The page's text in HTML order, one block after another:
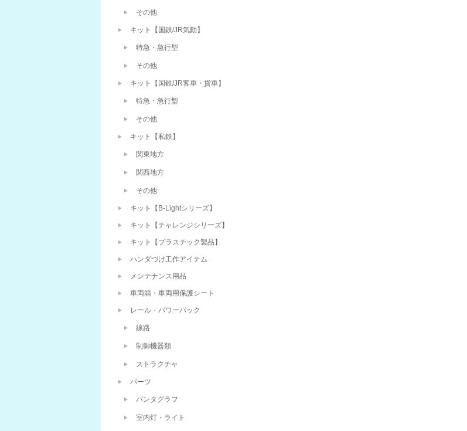
その他
キット【国鉄/JR気動】
特急・急行型
その他
キット【国鉄/JR客車・貨車】
特急・急行型
その他
キット【私鉄】
関東地方
関西地方
その他
キット【B-Lightシリーズ】
キット【チャレンジシリーズ】
キット【プラスチック製品】
ハンダづけ工作アイテム
メンテナンス用品
車両箱・車両用保護シート
レール・パワーパック
線路
制御機器類
ストラクチャ
パーツ
パンタグラフ
室内灯・ライト